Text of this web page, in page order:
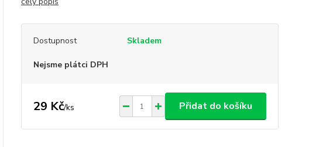
Dostupnost Skladem
Nejsme plátci DPH
29 Kč/ks Přidat do košíku